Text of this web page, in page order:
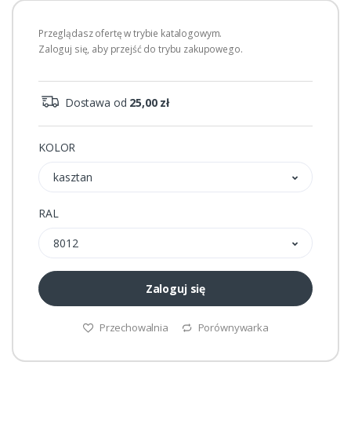
Przeglądasz ofertę w trybie katalogowym.
Zaloguj się, aby przejść do trybu zakupowego.
Dostawa od 25,00 zł
KOLOR
kasztan
RAL
8012
Zaloguj się
Przechowalnia Porównywarka